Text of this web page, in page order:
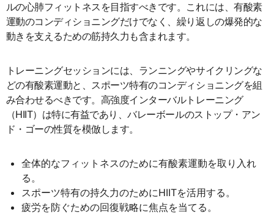
ルの心肺フィットネスを目指すべきです。これには、有酸素
運動のコンディショニングだけでなく、繰り返しの爆発的な
動きを支えるための筋持久力も含まれます。
トレーニングセッションには、ランニングやサイクリングな
どの有酸素運動と、スポーツ特有のコンディショニングを組
み合わせるべきです。高強度インターバルトレーニング
（HIIT）は特に有益であり、バレーボールのストップ・アン
ド・ゴーの性質を模倣します。
全体的なフィットネスのために有酸素運動を取り入れ
る。
スポーツ特有の持久力のためにHIITを活用する。
疲労を防ぐための回復戦略に焦点を当てる。